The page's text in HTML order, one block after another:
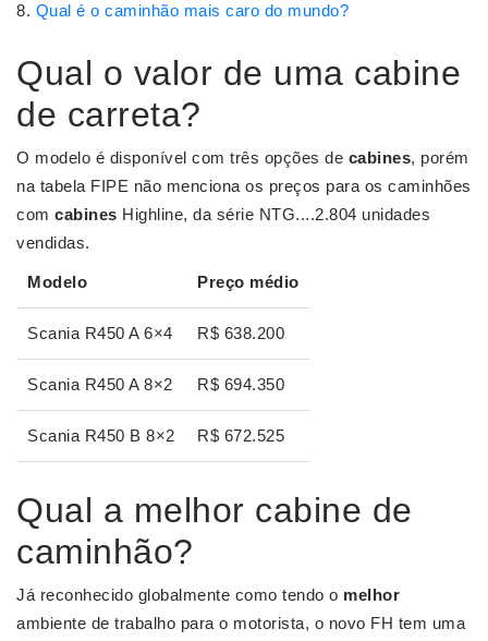
Qual é o caminhão mais caro do mundo?
Qual o valor de uma cabine
de carreta?
O modelo é disponível com três opções de cabines, porém
na tabela FIPE não menciona os preços para os caminhões
com cabines Highline, da série NTG....2.804 unidades
vendidas.
Modelo Preço médio
Scania R450 A 6×4 R$ 638.200
Scania R450 A 8×2 R$ 694.350
Scania R450 B 8×2 R$ 672.525
Qual a melhor cabine de
caminhão?
Já reconhecido globalmente como tendo o melhor
ambiente de trabalho para o motorista, o novo FH tem uma